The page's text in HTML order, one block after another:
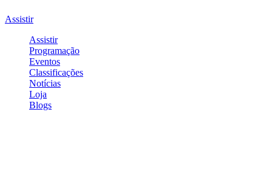
Assistir
Assistir
Programação
Eventos
Classificações
Notícias
Loja
Blogs